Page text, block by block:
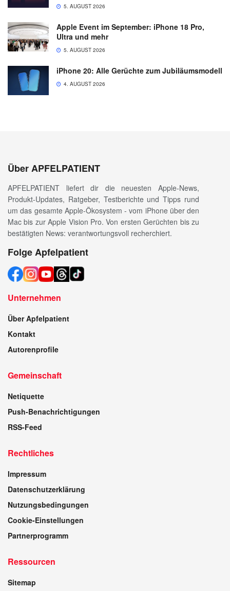
5. AUGUST 2026
Apple Event im September: iPhone 18 Pro,
Ultra und mehr
5. AUGUST 2026
iPhone 20: Alle Gerüchte zum Jubiläumsmodell
4. AUGUST 2026
Über APFELPATIENT
APFELPATIENT liefert dir die neuesten Apple-News,
Produkt-Updates, Ratgeber, Testberichte und Tipps rund
um das gesamte Apple-Ökosystem - vom iPhone über den
Mac bis zur Apple Vision Pro. Von ersten Gerüchten bis zu
bestätigten News: verantwortungsvoll recherchiert.
Folge Apfelpatient
Unternehmen
Über Apfelpatient
Kontakt
Autorenprofile
Gemeinschaft
Netiquette
Push-Benachrichtigungen
RSS-Feed
Rechtliches
Impressum
Datenschutzerklärung
Nutzungsbedingungen
Cookie-Einstellungen
Partnerprogramm
Ressourcen
Sitemap